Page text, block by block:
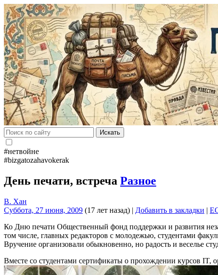
Искать
#нетвойне
#bizgatozahavokerak
День печати, встреча Разное
В. Хан
Суббота, 27 июня, 2009 (17 лет назад) | Добавить в закладки |
Ко Дню печати Общественный фонд поддержки и развития
том числе, главных редакторов с молодежью, студентами
Вручение организовали обыкновенно, но радость и веселье
Вместе со студентами сертификаты о прохождении курсов